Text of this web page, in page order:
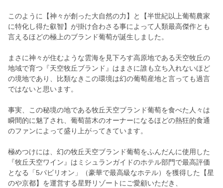
このように【神々が創った大自然の力】と【半世紀以上葡萄農家
に特化し得た叡智】が掛け合わさる事によって人類最高傑作とも
言えるほどの極上のブランド葡萄が誕生しました。
まさに神々が住むような雲海を見下ろす高原地である天空牧丘の
地域で育つ『天空牧丘ブランド』はまさに誰も立ち入れないほど
の境地であり、比類なきこの環境は幻の葡萄産地と言っても過言
ではないと思います。
事実、この秘境の地である牧丘天空ブランド葡萄を食べた人々は
瞬間的に魅了され、葡萄苗木のオーナーになるほどの熱狂的食通
のファンによって盛り上がってきています。
極めつけには、幻の牧丘天空ブランド葡萄をふんだんに使用した
『牧丘天空ワイン』はミシュランガイドのホテル部門で最高評価
となる「5パビリオン」（豪華で最高級なホテル）を獲得した【星
のや京都】を運営する星野リゾートにご愛顧いただき、